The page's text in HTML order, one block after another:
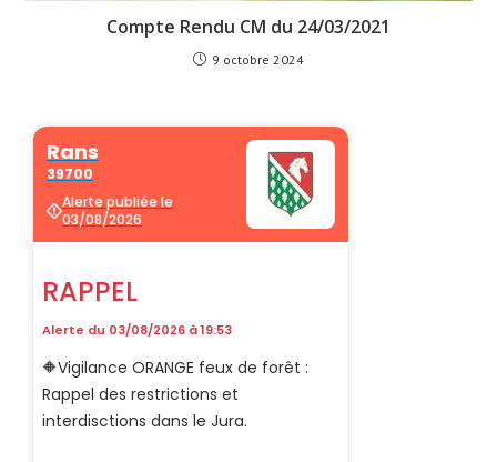
Compte Rendu CM du 24/03/2021
9 octobre 2024